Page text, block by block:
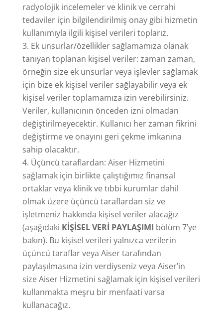
radyolojik incelemeler ve klinik ve cerrahi
tedaviler için bilgilendirilmiş onay gibi hizmetin
kullanımıyla ilgili kişisel verileri toplarız.
Ek unsurlar/özellikler sağlamamıza olanak
tanıyan toplanan kişisel veriler: zaman zaman,
örneğin size ek unsurlar veya işlevler sağlamak
için bize ek kişisel veriler sağlayabilir veya ek
kişisel veriler toplamamıza izin verebilirsiniz.
Veriler, kullanıcının önceden izni olmadan
değiştirilmeyecektir. Kullanıcı her zaman fikrini
değiştirme ve onayını geri çekme imkanına
sahip olacaktır.
Üçüncü taraflardan: Aiser Hizmetini
sağlamak için birlikte çalıştığımız finansal
ortaklar veya klinik ve tıbbi kurumlar dahil
olmak üzere üçüncü taraflardan siz ve
işletmeniz hakkında kişisel veriler alacağız
(aşağıdaki KİŞİSEL VERİ PAYLAŞIMI bölüm 7’ye
bakın). Bu kişisel verileri yalnızca verilerin
üçüncü taraflar veya Aiser tarafından
paylaşılmasına izin verdiyseniz veya Aiser’in
size Aiser Hizmetini sağlamak için kişisel verileri
kullanmakta meşru bir menfaati varsa
kullanacağız.